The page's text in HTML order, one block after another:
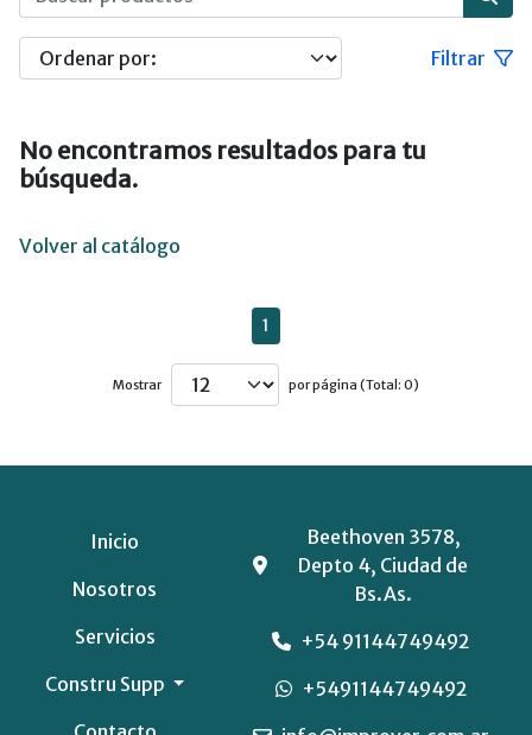
Filtrar
No encontramos resultados para tu
búsqueda.
Volver al catálogo
1
Mostrar por página (Total: 0)
Inicio
Nosotros
Servicios
Constru Supp
Beethoven 3578,
Depto 4, Ciudad de
Bs.As.
+54 91144749492
+5491144749492